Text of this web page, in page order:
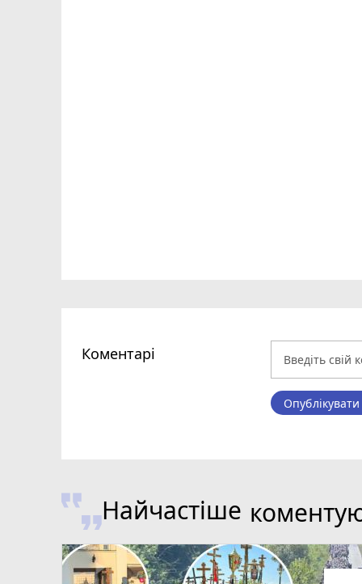
Коментарі
Найчастіше